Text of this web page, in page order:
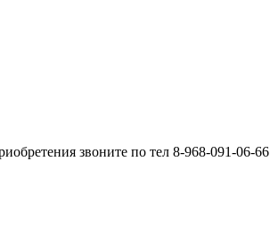
звоните по тел 8-968-091-06-66